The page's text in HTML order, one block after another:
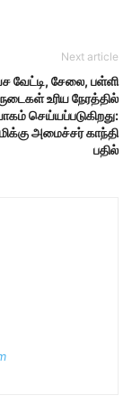
Next article
வேட்டி, சேலை, பள்ளி
உரிய நேரத்தில்
செய்யப்படுகிறது:
அமைச்சர் காந்தி
பதில்